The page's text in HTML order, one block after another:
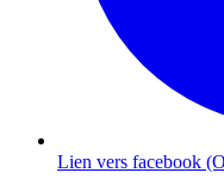
Lien vers facebook